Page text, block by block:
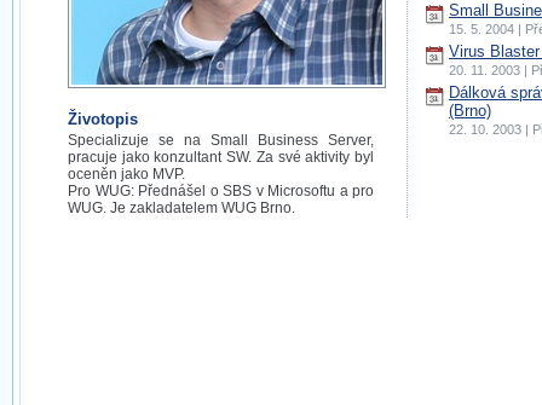
Životopis
Specializuje se na Small Business Server,
pracuje jako konzultant SW. Za své aktivity byl
oceněn jako MVP.
Pro WUG: Přednášel o SBS v Microsoftu a pro
WUG. Je zakladatelem WUG Brno.
Small
15. 5. 2004 |
Virus
20. 11. 2003 |
Dálková
(Brno)
22. 10. 2003 |